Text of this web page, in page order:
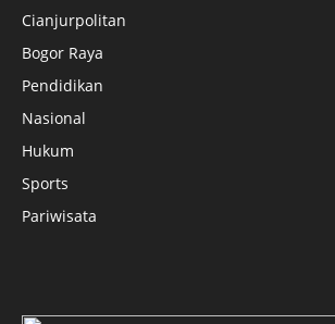
Cianjurpolitan
Bogor Raya
Pendidikan
Nasional
Hukum
Sports
Pariwisata